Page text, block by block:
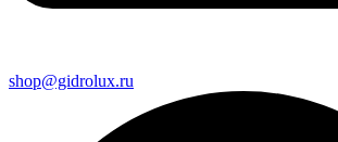
shop@gidrolux.ru